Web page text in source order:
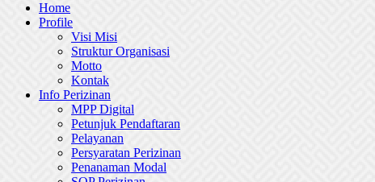
Home
Profile
Visi Misi
Struktur Organisasi
Motto
Kontak
Info Perizinan
MPP Digital
Petunjuk Pendaftaran
Pelayanan
Persyaratan Perizinan
Penanaman Modal